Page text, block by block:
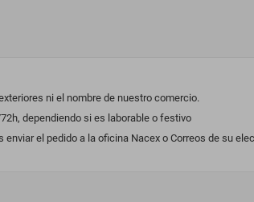
ni el nombre de nuestro comercio.
dependiendo si es laborable o festivo
el pedido a la oficina Nacex o Correos de su